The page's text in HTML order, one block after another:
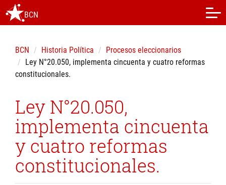
BCN
BCN Historia Política
Procesos eleccionarios
Ley N°20.050, implementa cincuenta y cuatro reformas
constitucionales.
Ley N°20.050,
implementa cincuenta
y cuatro reformas
constitucionales.